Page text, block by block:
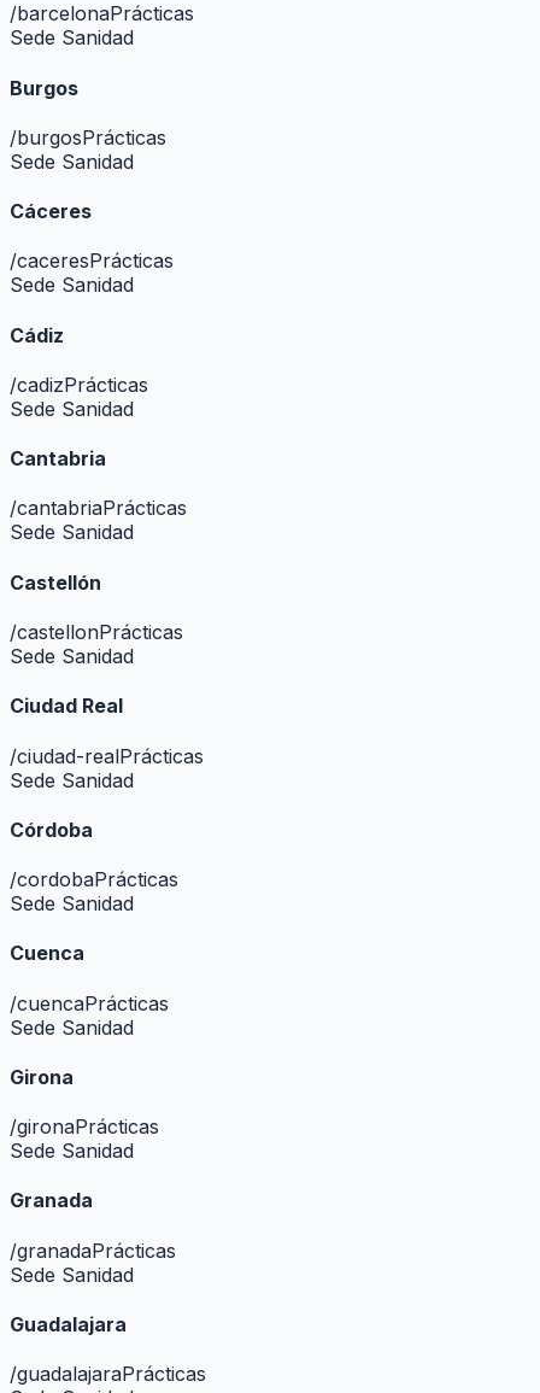
/barcelonaPrácticas
Sede Sanidad
Burgos
/burgosPrácticas
Sede Sanidad
Cáceres
/caceresPrácticas
Sede Sanidad
Cádiz
/cadizPrácticas
Sede Sanidad
Cantabria
/cantabriaPrácticas
Sede Sanidad
Castellón
/castellonPrácticas
Sede Sanidad
Ciudad Real
/ciudad-realPrácticas
Sede Sanidad
Córdoba
/cordobaPrácticas
Sede Sanidad
Cuenca
/cuencaPrácticas
Sede Sanidad
Girona
/gironaPrácticas
Sede Sanidad
Granada
/granadaPrácticas
Sede Sanidad
Guadalajara
/guadalajaraPrácticas